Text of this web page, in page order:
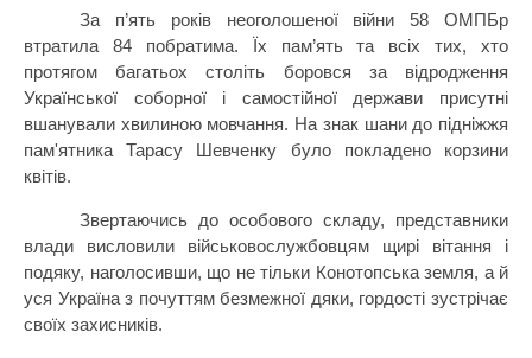
За п’ять років неоголошеної війни 58 ОМПБр
втратила 84 побратима. Їх пам’ять та всіх тих, хто
протягом багатьох століть боровся за відродження
Української соборної і самостійної держави присутні
вшанували хвилиною мовчання. На знак шани до підніжжя
пам'ятника Тарасу Шевченку було покладено корзини
квітів.
Звертаючись до особового складу, представники
влади висловили військовослужбовцям щирі вітання і
подяку, наголосивши, що не тільки Конотопська земля, а й
уся Україна з почуттям безмежної дяки, гордості зустрічає
своїх захисників.